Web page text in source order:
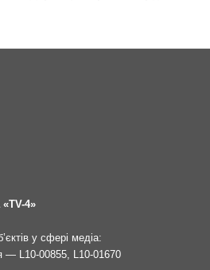
4»
у сфері медіа:
— L10-00855, L10-01670